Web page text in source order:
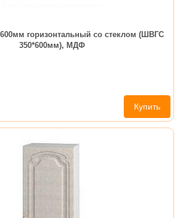
горизонтальный со стеклом (ШВГС
350*600мм), МДФ
Купить